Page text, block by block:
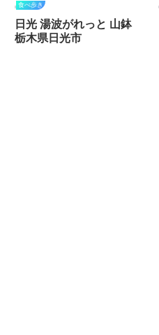
食べ歩き
日光 湯波がれっと 山鉢
栃木県日光市